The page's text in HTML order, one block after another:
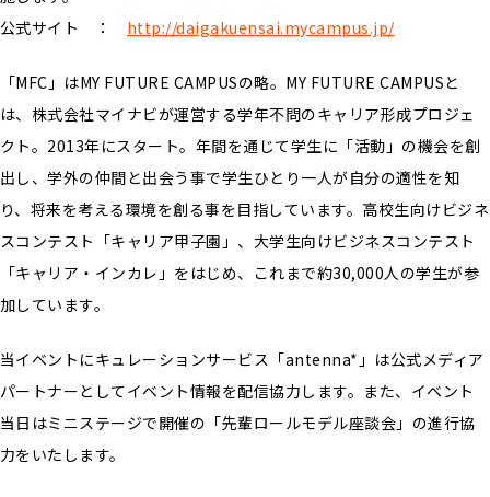
公式サイト ： http://daigakuensai.mycampus.jp/
「MFC」はMY FUTURE CAMPUSの略。MY FUTURE CAMPUSと
は、株式会社マイナビが運営する学年不問のキャリア形成プロジェ
クト。2013年にスタート。年間を通じて学生に「活動」の機会を創
出し、学外の仲間と出会う事で学生ひとり一人が自分の適性を知
り、将来を考える環境を創る事を目指しています。高校生向けビジネ
スコンテスト「キャリア甲子園」、大学生向けビジネスコンテスト
「キャリア・インカレ」をはじめ、これまで約30,000人の学生が参
加しています。
当イベントにキュレーションサービス「antenna*」は公式メディア
パートナーとしてイベント情報を配信協力します。また、イベント
当日はミニステージで開催の「先輩ロールモデル座談会」の進行協
力をいたします。